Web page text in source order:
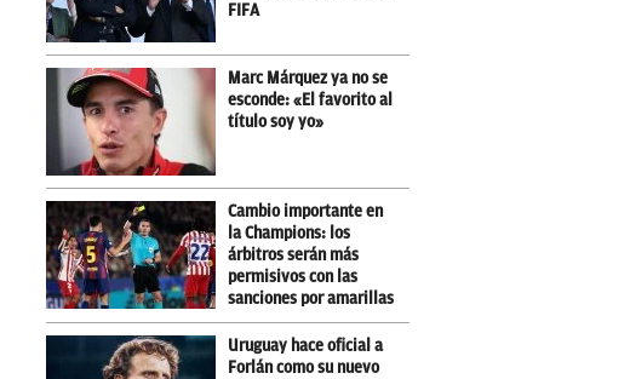
FIFA
Marc Márquez ya no se
esconde: «El favorito al
título soy yo»
Cambio importante en
la Champions: los
árbitros serán más
permisivos con las
sanciones por amarillas
Uruguay hace oficial a
Forlán como su nuevo